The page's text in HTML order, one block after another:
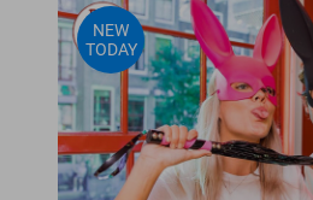
NEW
TODAY